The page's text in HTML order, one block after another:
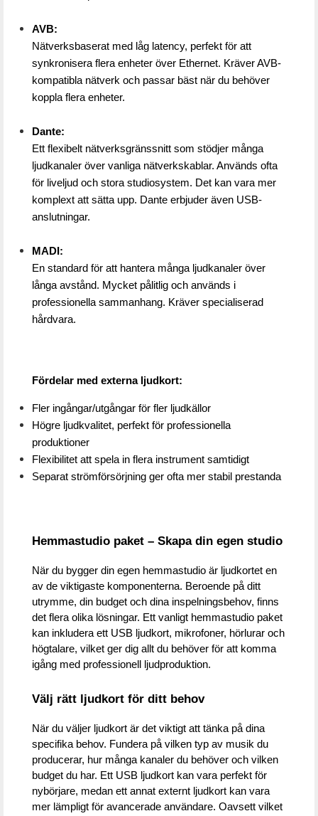
AVB:
Nätverksbaserat med låg latency, perfekt för att
synkronisera flera enheter över Ethernet. Kräver AVB-
kompatibla nätverk och passar bäst när du behöver
koppla flera enheter.
Dante:
Ett flexibelt nätverksgränssnitt som stödjer många
ljudkanaler över vanliga nätverkskablar. Används ofta
för liveljud och stora studiosystem. Det kan vara mer
komplext att sätta upp. Dante erbjuder även USB-
anslutningar.
MADI:
En standard för att hantera många ljudkanaler över
långa avstånd. Mycket pålitlig och används i
professionella sammanhang. Kräver specialiserad
hårdvara.
Fördelar med externa ljudkort:
Fler ingångar/utgångar för fler ljudkällor
Högre ljudkvalitet, perfekt för professionella
produktioner
Flexibilitet att spela in flera instrument samtidigt
Separat strömförsörjning ger ofta mer stabil prestanda
Hemmastudio paket – Skapa din egen studio
När du bygger din egen hemmastudio är ljudkortet en
av de viktigaste komponenterna. Beroende på ditt
utrymme, din budget och dina inspelningsbehov, finns
det flera olika lösningar. Ett vanligt hemmastudio paket
kan inkludera ett USB ljudkort, mikrofoner, hörlurar och
högtalare, vilket ger dig allt du behöver för att komma
igång med professionell ljudproduktion.
Välj rätt ljudkort för ditt behov
När du väljer ljudkort är det viktigt att tänka på dina
specifika behov. Fundera på vilken typ av musik du
producerar, hur många kanaler du behöver och vilken
budget du har. Ett USB ljudkort kan vara perfekt för
nybörjare, medan ett annat externt ljudkort kan vara
mer lämpligt för avancerade användare. Oavsett vilket